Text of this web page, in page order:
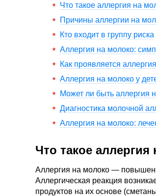
Что такое аллергия на
Причины аллергии на
Кто входит в группу риска
Аллергия на молоко:
Как проявляется
Аллергия на молоко у
Может ли быть аллергия
Диагностика молочной
Аллергия на молоко:
Что такое аллергия
Аллергия на молоко —
Аллергическая реакция
продуктов на их основе